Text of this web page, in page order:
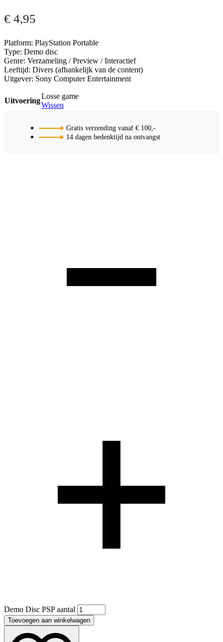
€ 4,95
Platform: PlayStation Portable
Type: Demo disc
Genre: Verzameling / Preview / Interactief
Leeftijd: Divers (afhankelijk van de content)
Uitgever: Sony Computer Entertainment
Uitvoering
Losse game
Wissen
Gratis verzending vanaf € 100,-
14 dagen bedenktijd na ontvangst
Demo Disc PSP aantal
Toevoegen aan winkelwagen